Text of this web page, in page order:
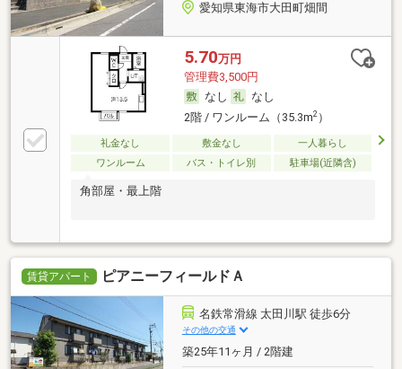
愛知県東海市大田町畑間
5.70万円
管理費3,500円
なし
なし
2階 / ワンルーム（35.3m2）
礼金なし 敷金なし
一人暮らし
ワンルーム
バス・トイレ別 駐車場(近隣含)
角部屋・最上階
賃貸アパート ピアニーフィールドＡ
名鉄常滑線 太田川駅 徒歩6分
その他の交通
築25年11ヶ月 / 2階建